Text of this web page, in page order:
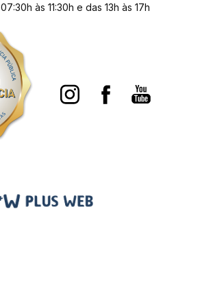
07:30h às 11:30h e das 13h às 17h